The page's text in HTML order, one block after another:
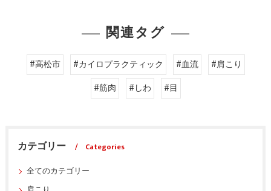
関連タグ
#高松市 #カイロプラクティック #血流
#肩こり
#筋肉
#しわ #目
カテゴリー
Categories
全てのカテゴリー